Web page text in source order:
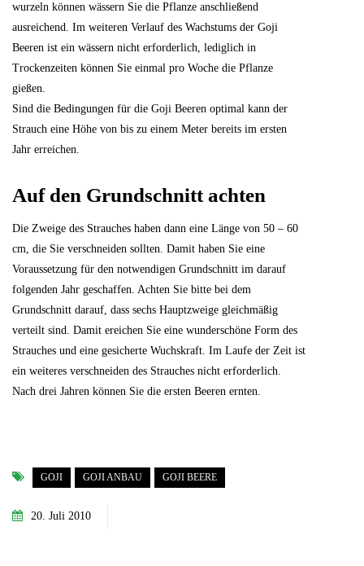
wurzeln können wässern Sie die Pflanze anschließend
ausreichend. Im weiteren Verlauf des Wachstums der Goji
Beeren ist ein wässern nicht erforderlich, lediglich in
Trockenzeiten können Sie einmal pro Woche die Pflanze
gießen.
Sind die Bedingungen für die Goji Beeren optimal kann der
Strauch eine Höhe von bis zu einem Meter bereits im ersten
Jahr erreichen.
Auf den Grundschnitt achten
Die Zweige des Strauches haben dann eine Länge von 50 – 60
cm, die Sie verschneiden sollten. Damit haben Sie eine
Voraussetzung für den notwendigen Grundschnitt im darauf
folgenden Jahr geschaffen. Achten Sie bitte bei dem
Grundschnitt darauf, dass sechs Hauptzweige gleichmäßig
verteilt sind. Damit ereichen Sie eine wunderschöne Form des
Strauches und eine gesicherte Wuchskraft. Im Laufe der Zeit ist
ein weiteres verschneiden des Strauches nicht erforderlich.
Nach drei Jahren können Sie die ersten Beeren ernten.
GOJI GOJI ANBAU GOJI BEERE
20. Juli 2010